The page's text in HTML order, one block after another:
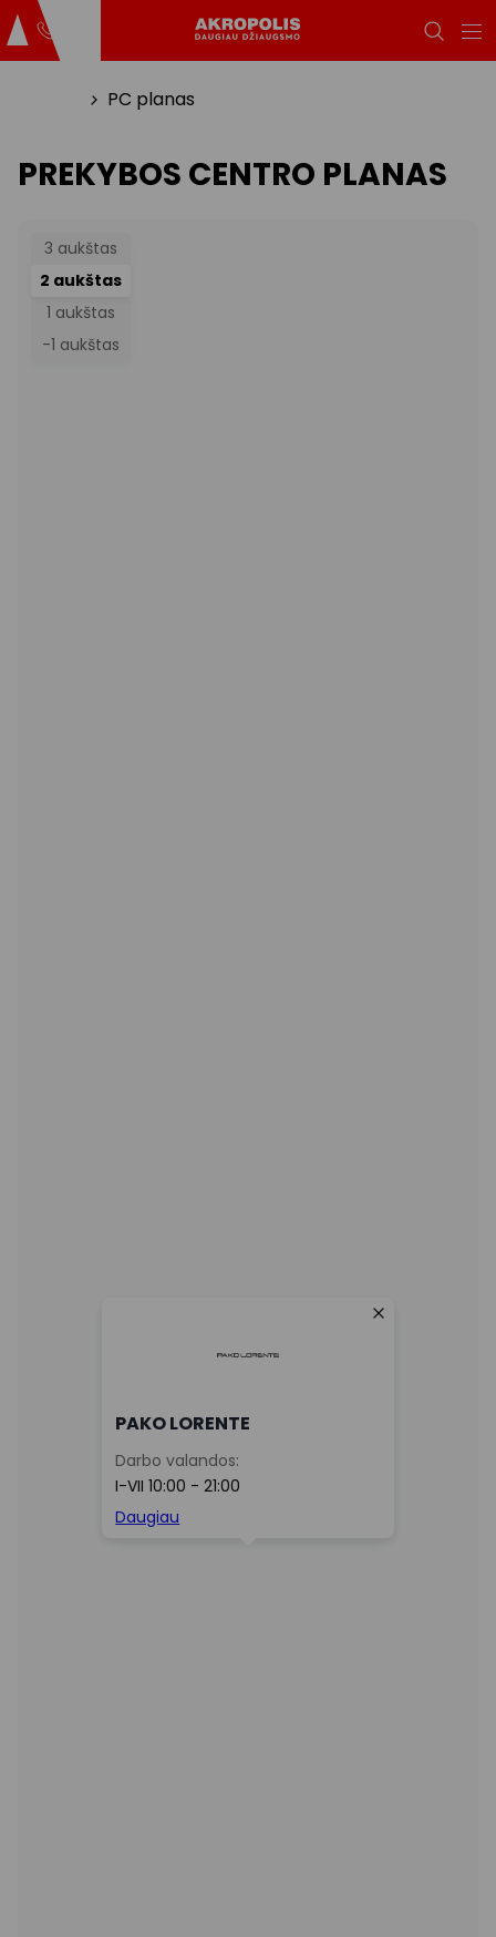
PC planas
PREKYBOS CENTRO PLANAS